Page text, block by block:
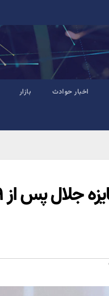
اخبار حوادث بازار